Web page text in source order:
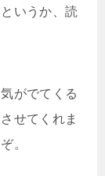
いうか、読
がでてくる
せてくれま
。